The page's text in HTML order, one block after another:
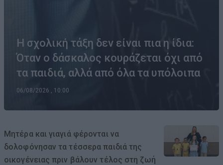
Η σχολική τάξη δεν είναι πια η ίδια:
Όταν ο δάσκαλος κουράζεται όχι από
τα παιδιά, αλλά από όλα τα υπόλοιπα
06/08/2026 , 10:00
Μητέρα και γιαγιά φέρονται να
δολοφόνησαν τα τέσσερα παιδιά της
οικογένειας πριν βάλουν τέλος στη ζωή